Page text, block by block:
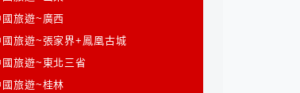
國旅遊~廣西
國旅遊~張家界+鳳凰古城
國旅遊~東北三省
國旅遊~桂林